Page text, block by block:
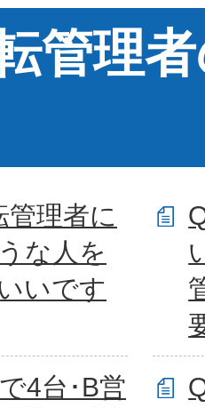
管理
管理者に
な人を
いです
4台･B営